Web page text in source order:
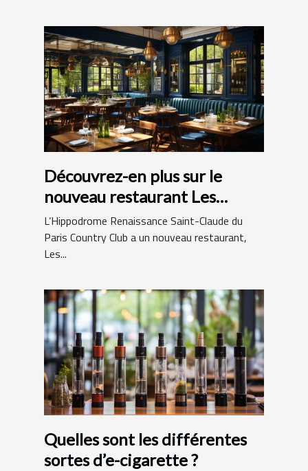
Découvrez-en plus sur le
nouveau restaurant Les
Hamptons Grill
L’Hippodrome Renaissance Saint-Claude du
Paris Country Club a un nouveau restaurant,
Les...
Quelles sont les différentes
sortes d’e-cigarette ?